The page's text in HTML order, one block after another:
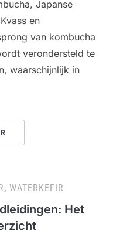
Japanse
en
van kombucha
verondersteld te
waarschijnlijk in
, WATERKEFIR
Het